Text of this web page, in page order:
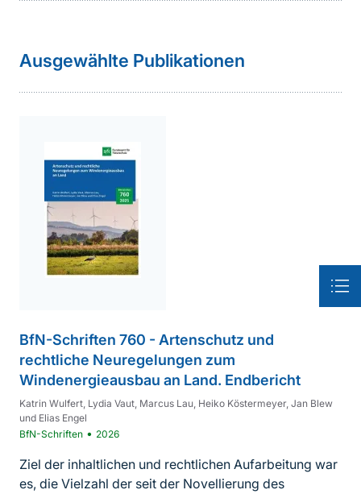
weiterführender
Ausgewählte Publikationen
BfN-Schriften 760 - Artenschutz und
rechtliche Neuregelungen zum
Windenergieausbau an Land. Endbericht
Katrin Wulfert, Lydia Vaut, Marcus Lau, Heiko Köstermeyer, Jan Blew
und Elias Engel
BfN-Schriften • 2026
Ziel der inhaltlichen und rechtlichen Aufarbeitung war
es, die Vielzahl der seit der Novellierung des